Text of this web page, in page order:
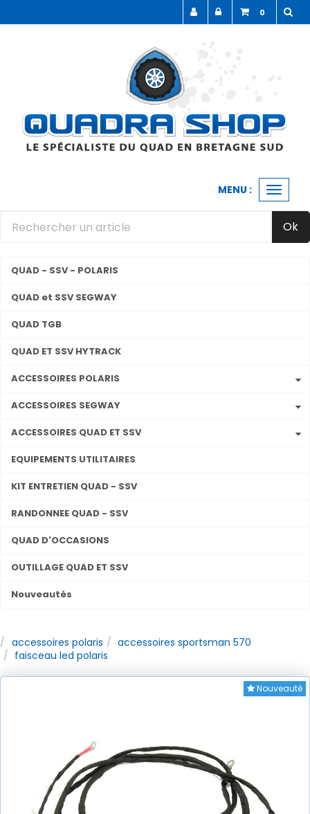
Ouvrir
le
menu
MENU :
Ok
QUAD - SSV - POLARIS
QUAD et SSV SEGWAY
QUAD TGB
QUAD ET SSV HYTRACK
ACCESSOIRES POLARIS
ACCESSOIRES SEGWAY
ACCESSOIRES QUAD ET SSV
EQUIPEMENTS UTILITAIRES
KIT ENTRETIEN QUAD - SSV
RANDONNEE QUAD - SSV
QUAD D'OCCASIONS
OUTILLAGE QUAD ET SSV
Nouveautés
accessoires polaris
accessoires sportsman 570
faisceau led polaris
Nouveauté
0